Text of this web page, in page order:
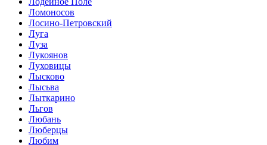
Ломоносов
Лосино-Петровский
Луга
Луза
Лукоянов
Луховицы
Лысково
Лысьва
Лыткарино
Льгов
Любань
Люберцы
Любим